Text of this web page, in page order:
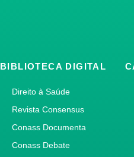
BIBLIOTECA DIGITAL
Direito à Saúde
Revista Consensus
Conass Documenta
Conass Debate